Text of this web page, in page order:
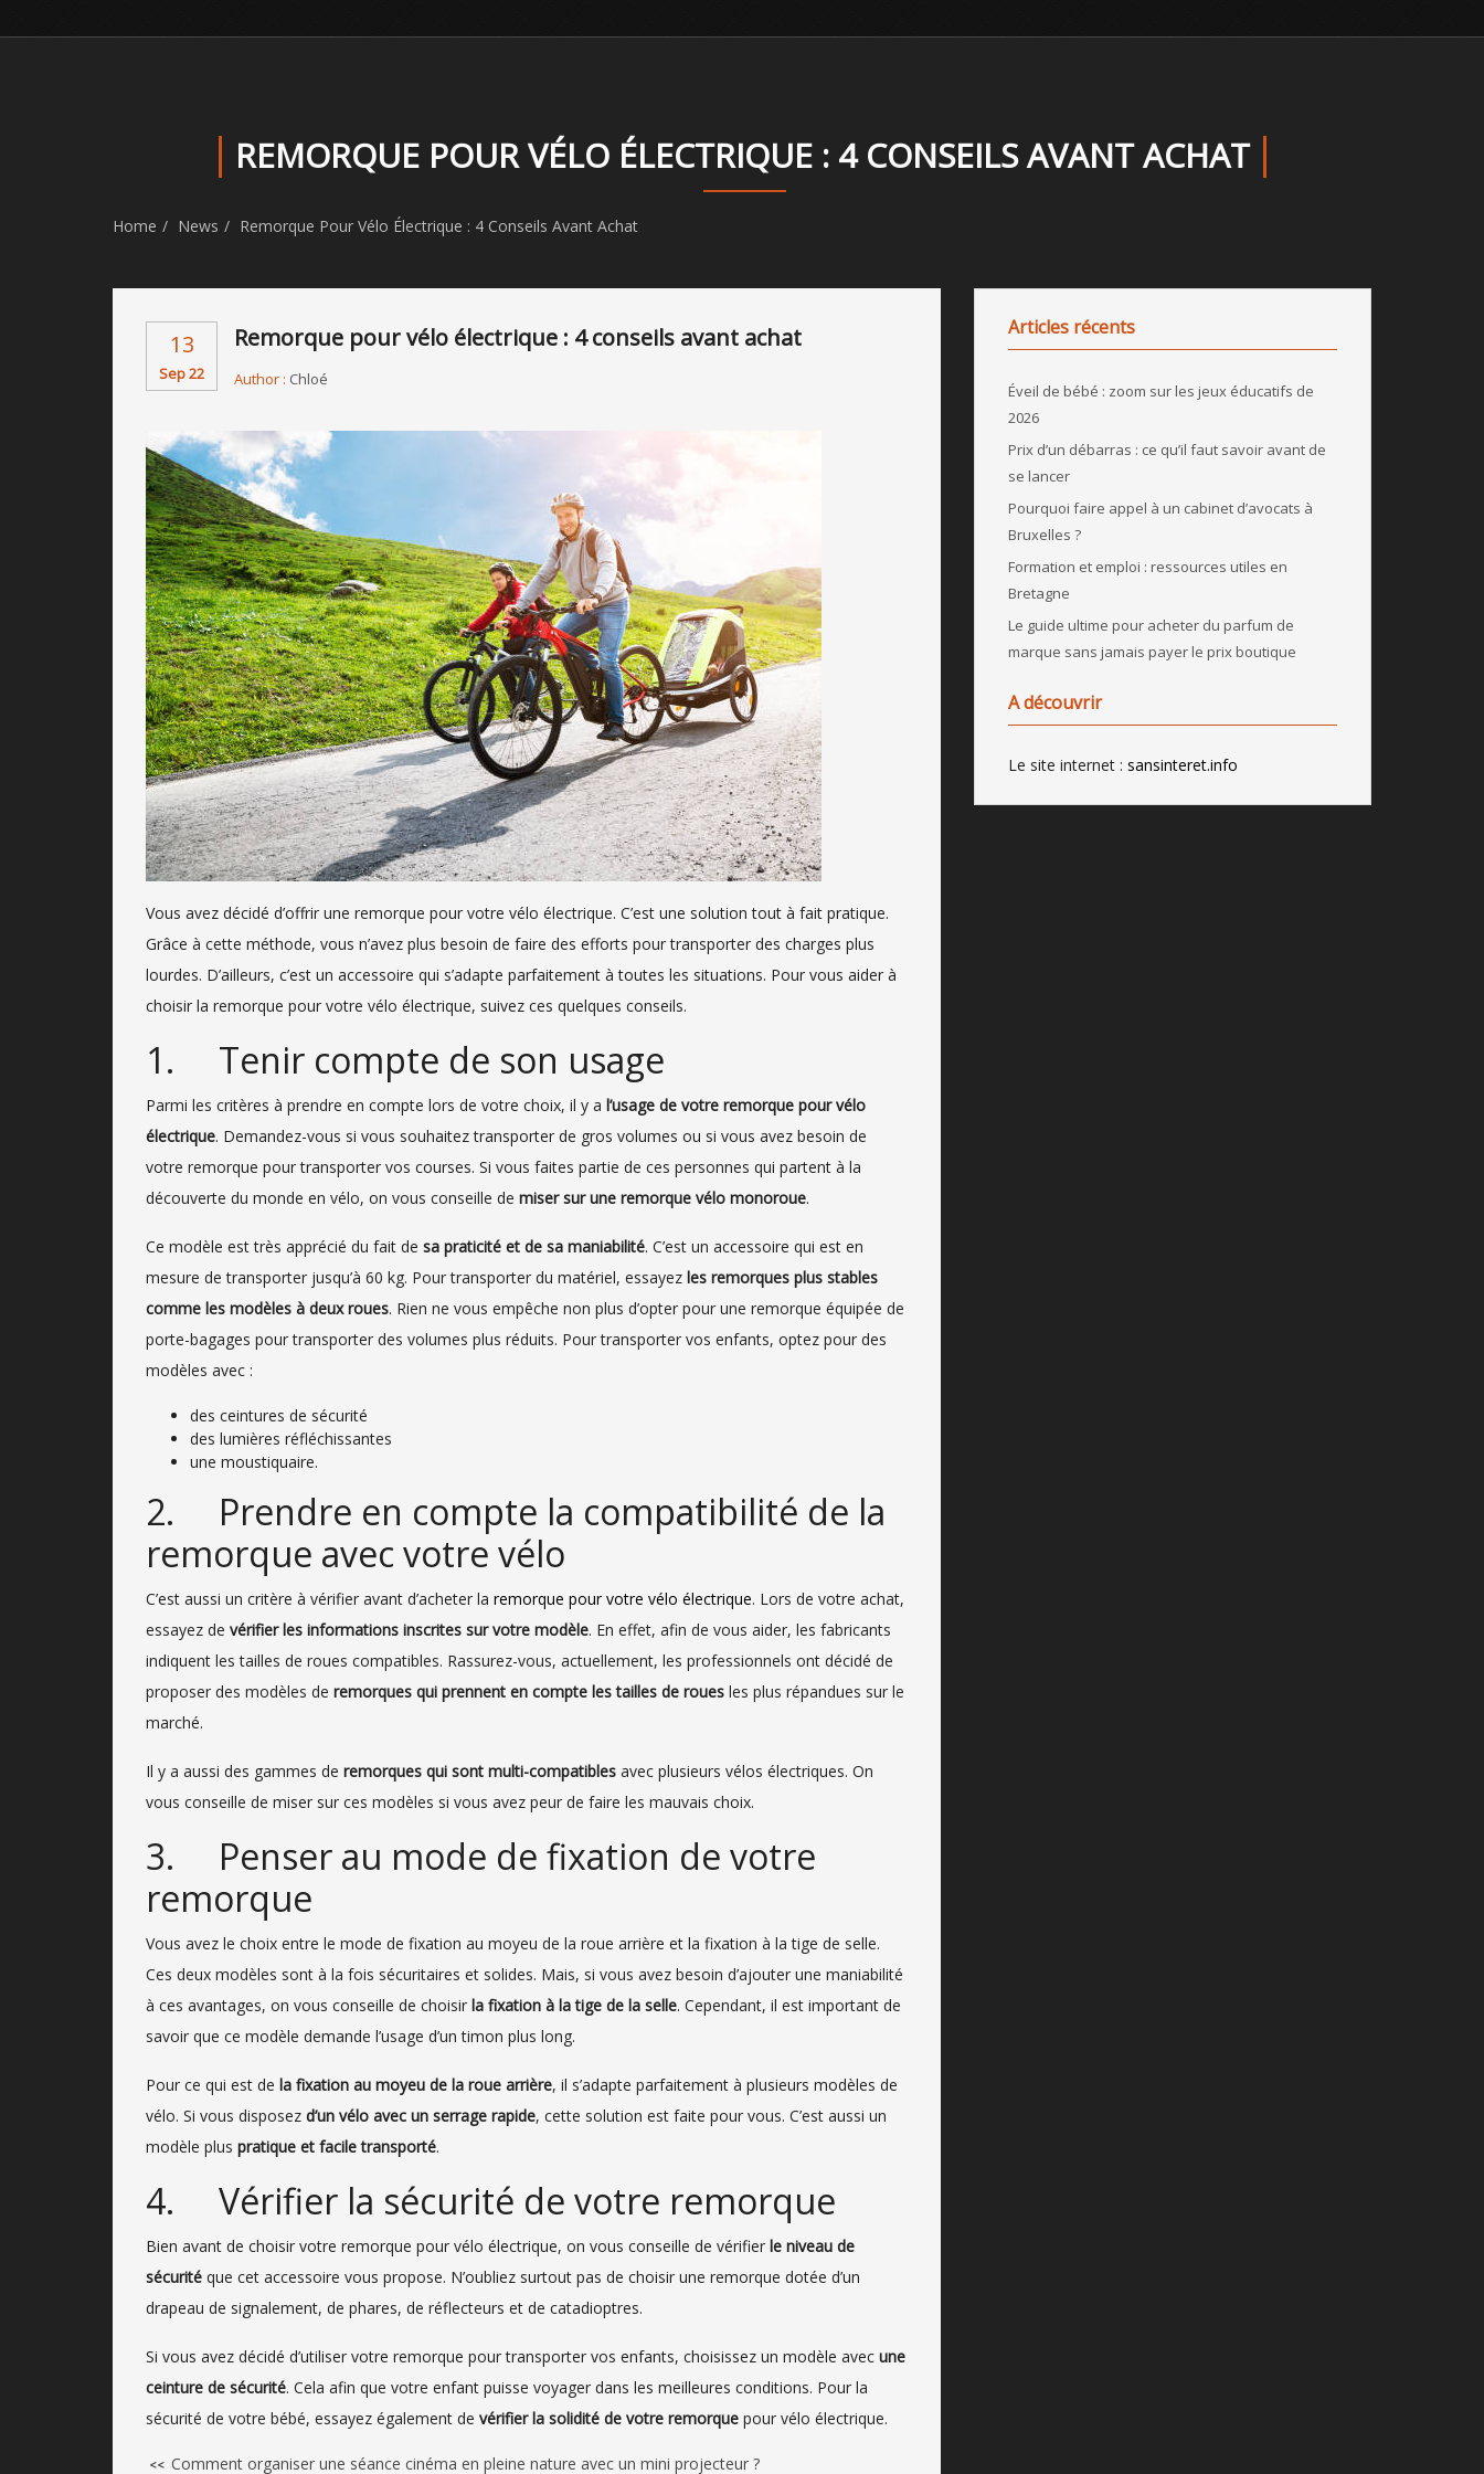
REMORQUE POUR VÉLO ÉLECTRIQUE : 4 CONSEILS AVANT ACHAT
Home News Remorque Pour Vélo Électrique : 4 Conseils Avant Achat
13
Sep 22
Remorque pour vélo électrique : 4 conseils avant achat
Author : Chloé
Vous avez décidé d’offrir une remorque pour votre vélo électrique. C’est une solution tout à fait pratique.
Grâce à cette méthode, vous n’avez plus besoin de faire des efforts pour transporter des charges plus
lourdes. D’ailleurs, c’est un accessoire qui s’adapte parfaitement à toutes les situations. Pour vous aider à
choisir la remorque pour votre vélo électrique, suivez ces quelques conseils.
1. Tenir compte de son usage
Parmi les critères à prendre en compte lors de votre choix, il y a l’usage de votre remorque pour vélo
électrique. Demandez-vous si vous souhaitez transporter de gros volumes ou si vous avez besoin de
votre remorque pour transporter vos courses. Si vous faites partie de ces personnes qui partent à la
découverte du monde en vélo, on vous conseille de miser sur une remorque vélo monoroue.
Ce modèle est très apprécié du fait de sa praticité et de sa maniabilité. C’est un accessoire qui est en
mesure de transporter jusqu’à 60 kg. Pour transporter du matériel, essayez les remorques plus stables
comme les modèles à deux roues. Rien ne vous empêche non plus d’opter pour une remorque équipée de
porte-bagages pour transporter des volumes plus réduits. Pour transporter vos enfants, optez pour des
modèles avec :
des ceintures de sécurité
des lumières réfléchissantes
une moustiquaire.
2. Prendre en compte la compatibilité de la
remorque avec votre vélo
C’est aussi un critère à vérifier avant d’acheter la remorque pour votre vélo électrique. Lors de votre achat,
essayez de vérifier les informations inscrites sur votre modèle. En effet, afin de vous aider, les fabricants
indiquent les tailles de roues compatibles. Rassurez-vous, actuellement, les professionnels ont décidé de
proposer des modèles de remorques qui prennent en compte les tailles de roues les plus répandues sur le
marché.
Il y a aussi des gammes de remorques qui sont multi-compatibles avec plusieurs vélos électriques. On
vous conseille de miser sur ces modèles si vous avez peur de faire les mauvais choix.
3. Penser au mode de fixation de votre
remorque
Vous avez le choix entre le mode de fixation au moyeu de la roue arrière et la fixation à la tige de selle.
Ces deux modèles sont à la fois sécuritaires et solides. Mais, si vous avez besoin d’ajouter une maniabilité
à ces avantages, on vous conseille de choisir la fixation à la tige de la selle. Cependant, il est important de
savoir que ce modèle demande l’usage d’un timon plus long.
Pour ce qui est de la fixation au moyeu de la roue arrière, il s’adapte parfaitement à plusieurs modèles de
vélo. Si vous disposez d’un vélo avec un serrage rapide, cette solution est faite pour vous. C’est aussi un
modèle plus pratique et facile transporté.
4. Vérifier la sécurité de votre remorque
Bien avant de choisir votre remorque pour vélo électrique, on vous conseille de vérifier le niveau de
sécurité que cet accessoire vous propose. N’oubliez surtout pas de choisir une remorque dotée d’un
drapeau de signalement, de phares, de réflecteurs et de catadioptres.
Si vous avez décidé d’utiliser votre remorque pour transporter vos enfants, choisissez un modèle avec une
ceinture de sécurité. Cela afin que votre enfant puisse voyager dans les meilleures conditions. Pour la
sécurité de votre bébé, essayez également de vérifier la solidité de votre remorque pour vélo électrique.
<< Comment organiser une séance cinéma en pleine nature avec un mini projecteur ?
Articles récents
Éveil de bébé : zoom sur les jeux éducatifs de
2026
Prix d’un débarras : ce qu’il faut savoir avant de
se lancer
Pourquoi faire appel à un cabinet d’avocats à
Bruxelles ?
Formation et emploi : ressources utiles en
Bretagne
Le guide ultime pour acheter du parfum de
marque sans jamais payer le prix boutique
A découvrir
Le site internet : sansinteret.info